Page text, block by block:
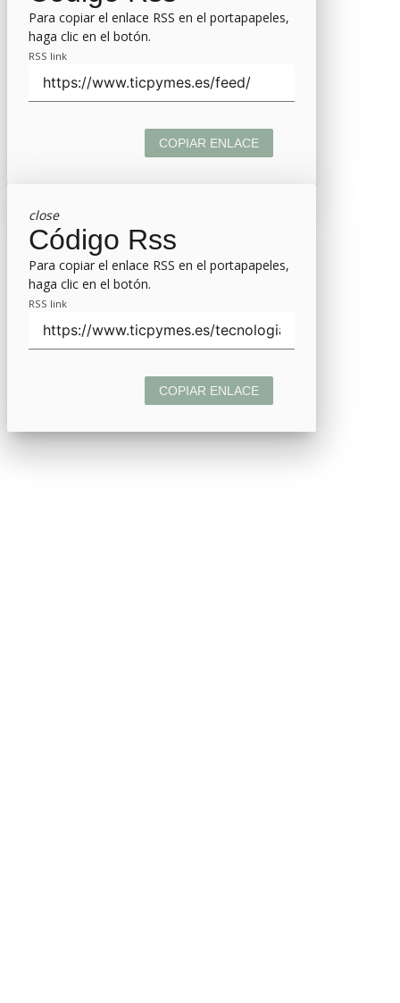
Para copiar el enlace RSS en el portapapeles,
haga clic en el botón.
RSS link
COPIAR ENLACE
close
Código Rss
Para copiar el enlace RSS en el portapapeles,
haga clic en el botón.
RSS link
COPIAR ENLACE